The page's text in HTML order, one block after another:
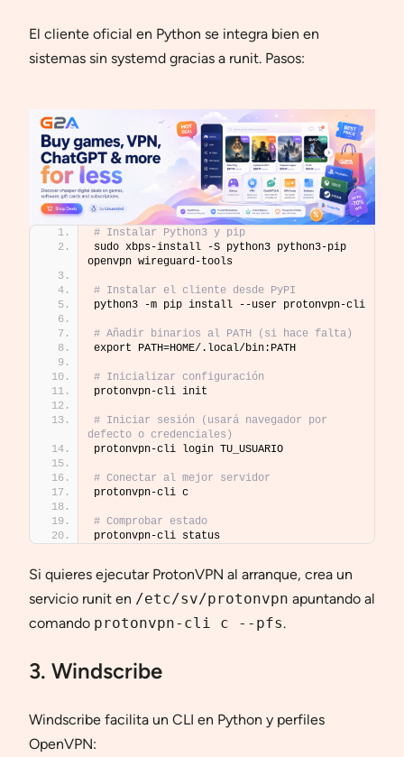
El cliente oficial en Python se integra bien en
sistemas sin systemd gracias a runit. Pasos:
# Instalar Python3 y pip
sudo xbps-install -S python3 python3-pip
openvpn wireguard-tools
# Instalar el cliente desde PyPI
python3 -m pip install --user protonvpn-cli
# Añadir binarios al PATH (si hace falta)
export PATH=HOME/.local/bin:PATH
# Inicializar configuración
protonvpn-cli init
# Iniciar sesión (usará navegador por
defecto o credenciales)
protonvpn-cli login TU_USUARIO
# Conectar al mejor servidor
protonvpn-cli c
# Comprobar estado
protonvpn-cli status
Si quieres ejecutar ProtonVPN al arranque, crea un
servicio runit en /etc/sv/protonvpn apuntando al
comando protonvpn-cli c --pfs.
3. Windscribe
Windscribe facilita un CLI en Python y perfiles
OpenVPN: